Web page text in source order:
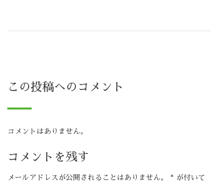
この投稿へのコメント
コメントはありません。
コメントを残す
メールアドレスが公開されることはありません。 * が付いて